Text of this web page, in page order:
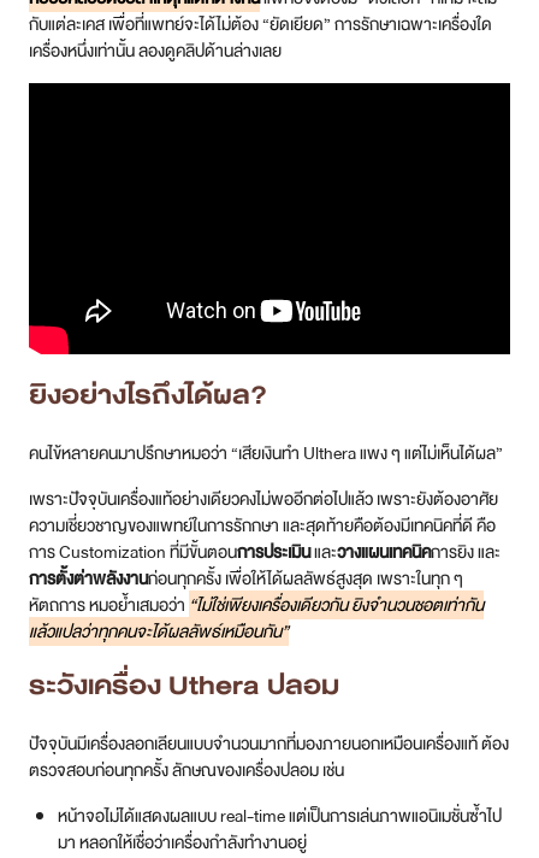
กับแต่ละเคส เพื่อที่แพทย์จะได้ไม่ต้อง “ยัดเยียด” การรักษาเฉพาะเครื่องใด
เครื่องหนึ่งเท่านั้น ลองดูคลิปด้านล่างเลย
ยิงอย่างไรถึงได้ผล?
คนไข้หลายคนมาปรึกษาหมอว่า “เสียเงินทำ Ulthera แพง ๆ แต่ไม่เห็นได้ผล”
เพราะปัจจุบันเครื่องแท้อย่างเดียวคงไม่พออีกต่อไปแล้ว เพราะยังต้องอาศัย
ความเชี่ยวชาญของแพทย์ในการรักกษา และสุดท้ายคือต้องมีเทคนิคที่ดี คือ
การ Customization ที่มีขั้นตอนการประเมินและวางแผนเทคนิคการยิง และ
การตั้งต่าพลังงานก่อนทุกครั้ง เพื่อให้ได้ผลลัพธ์สูงสุด เพราะในทุก ๆ
หัตถการ หมอย้ำเสมอว่า “ไม่ใช่เพียงเครื่องเดียวกัน ยิงจำนวนชอตเท่ากัน
แล้วแปลว่าทุกคนจะได้ผลลัพธ์เหมือนกัน”
ระวังเครื่อง Uthera ปลอม
ปัจจุบันมีเครื่องลอกเลียนแบบจำนวนมากที่มองภายนอกเหมือนเครื่องแท้ ต้อง
ตรวจสอบก่อนทุกครั้ง ลักษณของเครื่องปลอม เช่น
หน้าจอไม่ได้แสดงผลแบบ real-time แต่เป็นการเล่นภาพแอนิเมชั่นซ้ำไป
มา หลอกให้เชื่อว่าเครื่องกำลังทำงานอยู่